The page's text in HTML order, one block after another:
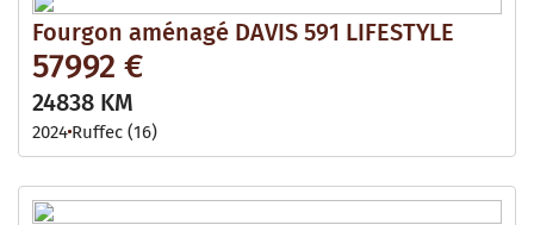
Fourgon aménagé DAVIS 591 LIFESTYLE
57992 €
24838 KM
2024 Ruffec (16)